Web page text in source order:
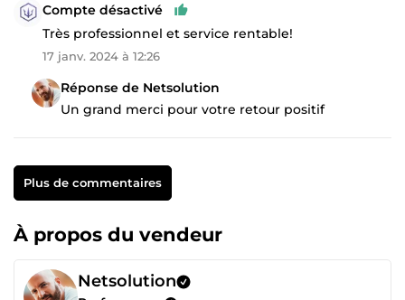
Compte désactivé
Très professionnel et service rentable!
17 janv. 2024 à 12:26
Réponse de Netsolution
Un grand merci pour votre retour positif
Plus de commentaires
À propos du vendeur
Netsolution